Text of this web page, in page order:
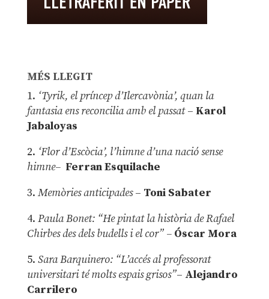
MÉS LLEGIT
1. ‘Tyrik, el príncep d’Ilercavònia’, quan la
fantasia ens reconcilia amb el passat– Karol
Jabaloyas
2. ‘Flor d’Escòcia’, l’himne d’una nació sense
himne– Ferran Esquilache
3. Memòries anticipades– Toni Sabater
4. Paula Bonet: “He pintat la història de Rafael
Chirbes des dels budells i el cor” –Óscar Mora
5. Sara Barquinero: “L’accés al professorat
universitari té molts espais grisos”– Alejandro
Carrilero